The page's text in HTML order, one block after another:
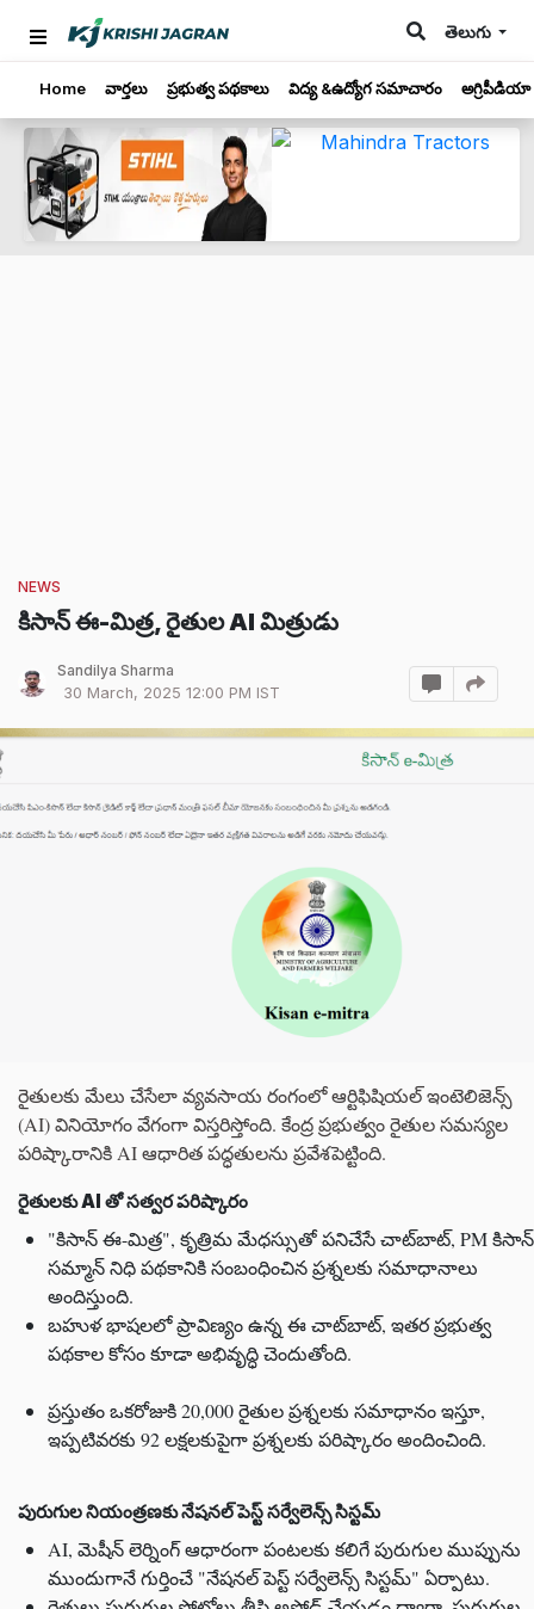
తెలుగు
Home వార్తలు ప్రభుత్వ పథకాలు విద్య &ఉద్యోగ సమాచారం అగ్రిపీడియా
NEWS
కిసాన్ ఈ-మిత్ర, రైతుల AI మిత్రుడు
Sandilya Sharma
30 March, 2025 12:00 PM IST
రైతులకు మేలు చేసేలా వ్యవసాయ రంగంలో ఆర్టిఫిషియల్ ఇంటెలిజెన్స్
(AI) వినియోగం వేగంగా విస్తరిస్తోంది. కేంద్ర ప్రభుత్వం రైతుల సమస్యల
పరిష్కారానికి AI ఆధారిత పద్ధతులను ప్రవేశపెట్టింది.
రైతులకు AI తో సత్వర పరిష్కారం
"కిసాన్ ఈ-మిత్ర", కృత్రిమ మేధస్సుతో పనిచేసే చాట్‌బాట్, PM కిసాన్
సమ్మాన్ నిధి పథకానికి సంబంధించిన ప్రశ్నలకు సమాధానాలు
అందిస్తుంది.
బహుళ భాషలలో ప్రావిణ్యం ఉన్న ఈ చాట్‌బాట్, ఇతర ప్రభుత్వ
పథకాల కోసం కూడా అభివృద్ధి చెందుతోంది.
ప్రస్తుతం ఒకరోజుకి 20,000 రైతుల ప్రశ్నలకు సమాధానం ఇస్తూ,
ఇప్పటివరకు 92 లక్షలకుపైగా ప్రశ్నలకు పరిష్కారం అందించింది.
పురుగుల నియంత్రణకు నేషనల్ పెస్ట్ సర్వేలెన్స్ సిస్టమ్
AI, మెషీన్ లెర్నింగ్ ఆధారంగా పంటలకు కలిగే పురుగుల ముప్పును
ముందుగానే గుర్తించే "నేషనల్ పెస్ట్ సర్వేలెన్స్ సిస్టమ్" ఏర్పాటు.